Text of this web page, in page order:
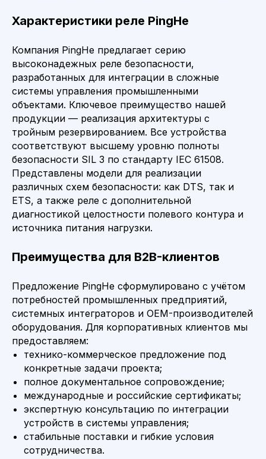
Характеристики реле PingHe
Компания PingHe предлагает серию
высоконадежных реле безопасности,
разработанных для интеграции в сложные
системы управления промышленными
объектами. Ключевое преимущество нашей
продукции — реализация архитектуры с
тройным резервированием. Все устройства
соответствуют высшему уровню полноты
безопасности SIL 3 по стандарту IEC 61508.
Представлены модели для реализации
различных схем безопасности: как DTS, так и
ETS, а также реле с дополнительной
диагностикой целостности полевого контура и
источника питания нагрузки.
Преимущества для B2B-клиентов
Предложение PingHe сформулировано с учётом
потребностей промышленных предприятий,
системных интеграторов и OEM-производителей
оборудования. Для корпоративных клиентов мы
предоставляем:
технико-коммерческое предложение под
конкретные задачи проекта;
полное документальное сопровождение;
международные и российские сертификаты;
экспертную консультацию по интеграции
устройств в системы управления;
стабильные поставки и гибкие условия
сотрудничества.